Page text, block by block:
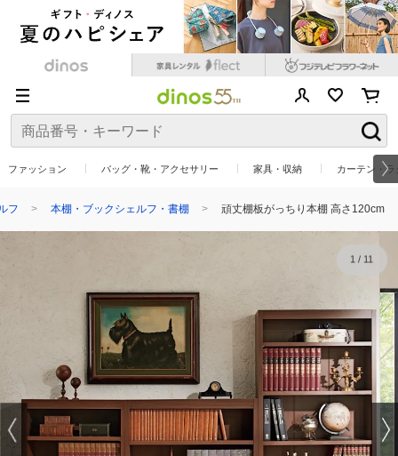
ファッション バッグ・靴・アクセサリー 家具・収納 カーテン・
フ 本棚・ブックシェルフ・書棚 頑丈棚板がっちり本棚 高さ120cm
1 / 11